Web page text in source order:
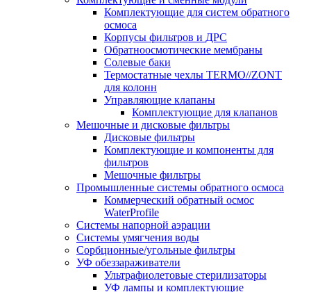
Комплектующие для систем обратного
осмоса
Корпусы фильтров и ДРС
Обратноосмотические мембраны
Солевые баки
Термостатные чехлы TERMO//ZONT
для колонн
Управляющие клапаны
Комплектующие для клапанов
Мешочные и дисковые фильтры
Дисковые фильтры
Комплектующие и компоненты для
фильтров
Мешочные фильтры
Промышленные системы обратного осмоса
Коммерческий обратный осмос
WaterProfile
Системы напорной аэрации
Системы умягчения воды
Сорбционные/угольные фильтры
УФ обеззараживатели
Ультрафиолетовые стерилизаторы
УФ лампы и комплектующие